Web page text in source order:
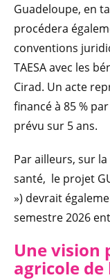
Guadeloupe, en
procédera
conventions
TAESA avec les
Cirad. Un acte
financé à 85 %
prévu sur 5 ans.
Par ailleurs, sur
santé, le projet
») devrait
semestre 2026
Une vision
agricole de